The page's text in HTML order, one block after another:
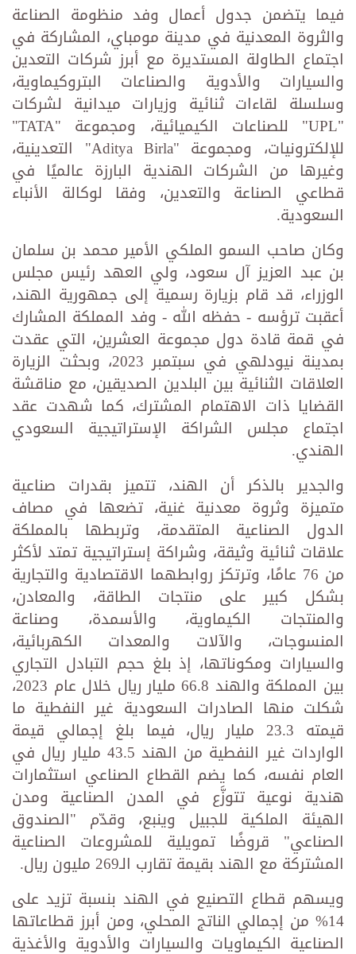
فيما يتضمن جدول أعمال وفد منظومة الصناعة
والثروة المعدنية في مدينة مومباي، المشاركة في
اجتماع الطاولة المستديرة مع أبرز شركات التعدين
والسيارات والأدوية والصناعات البتروكيماوية،
وسلسلة لقاءات ثنائية وزيارات ميدانية لشركات
"UPL" للصناعات الكيميائية، ومجموعة "TATA"
للإلكترونيات، ومجموعة "Aditya Birla" التعدينية،
وغيرها من الشركات الهندية البارزة عالميًا في
قطاعي الصناعة والتعدين، وفقا لوكالة الأنباء
السعودية.
وكان صاحب السمو الملكي الأمير محمد بن سلمان
بن عبد العزيز آل سعود، ولي العهد رئيس مجلس
الوزراء، قد قام بزيارة رسمية إلى جمهورية الهند،
أعقبت ترؤسه - حفظه الله - وفد المملكة المشارك
في قمة قادة دول مجموعة العشرين، التي عقدت
بمدينة نيودلهي في سبتمبر 2023، وبحثت الزيارة
العلاقات الثنائية بين البلدين الصديقين، مع مناقشة
القضايا ذات الاهتمام المشترك، كما شهدت عقد
اجتماع مجلس الشراكة الإستراتيجية السعودي
الهندي.
والجدير بالذكر أن الهند، تتميز بقدرات صناعية
متميزة وثروة معدنية غنية، تضعها في مصاف
الدول الصناعية المتقدمة، وتربطها بالمملكة
علاقات ثنائية وثيقة، وشراكة إستراتيجية تمتد لأكثر
من 76 عامًا، وترتكز روابطهما الاقتصادية والتجارية
بشكل كبير على منتجات الطاقة، والمعادن،
والمنتجات الكيماوية، والأسمدة، وصناعة
المنسوجات، والآلات والمعدات الكهربائية،
والسيارات ومكوناتها، إذ بلغ حجم التبادل التجاري
بين المملكة والهند 66.8 مليار ريال خلال عام 2023،
شكلت منها الصادرات السعودية غير النفطية ما
قيمته 23.3 مليار ريال، فيما بلغ إجمالي قيمة
الواردات غير النفطية من الهند 43.5 مليار ريال في
العام نفسه، كما يضم القطاع الصناعي استثمارات
هندية نوعية تتوزَّع في المدن الصناعية ومدن
الهيئة الملكية للجبيل وينبع، وقدّم "الصندوق
الصناعي" قروضًا تمويلية للمشروعات الصناعية
المشتركة مع الهند بقيمة تقارب الـ269 مليون ريال.
ويسهم قطاع التصنيع في الهند بنسبة تزيد على
14% من إجمالي الناتج المحلي، ومن أبرز قطاعاتها
الصناعية الكيماويات والسيارات والأدوية والأغذية